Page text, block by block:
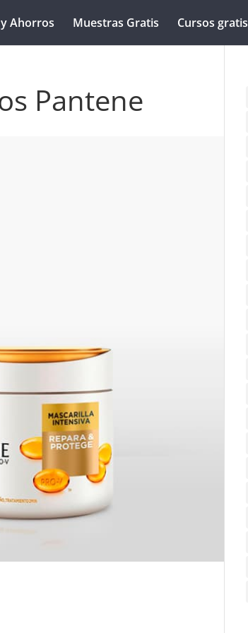
Ahorros Muestras Gratis Cursos gratis
Pantene